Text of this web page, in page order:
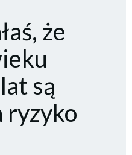
że
są
ryzyko